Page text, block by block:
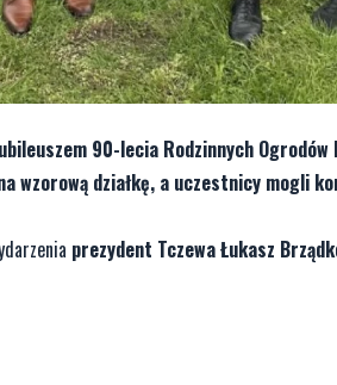
90-lecia Rodzinnych
wzorową działkę, a uczestnicy mogli
prezydent Tczewa Łukasz